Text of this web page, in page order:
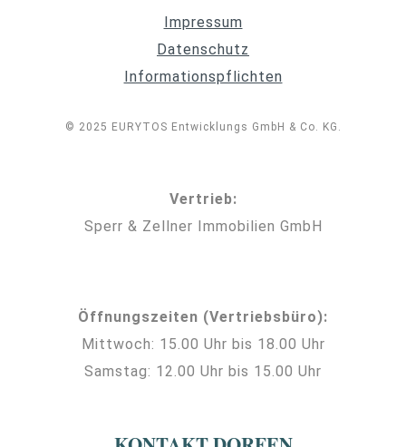
Impressum
Datenschutz
Informationspflichten
© 2025 EURYTOS Entwicklungs GmbH & Co. KG.
Vertrieb:
Sperr & Zellner Immobilien GmbH
Öffnungszeiten (Vertriebsbüro):
Mittwoch: 15.00 Uhr bis 18.00 Uhr
Samstag: 12.00 Uhr bis 15.00 Uhr